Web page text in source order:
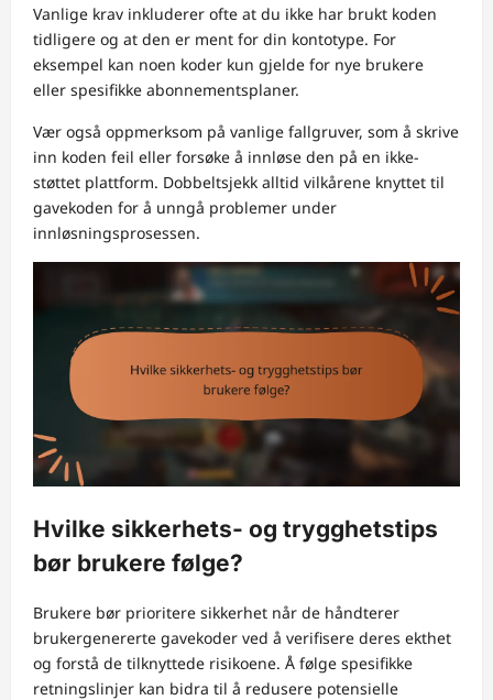
Vanlige krav inkluderer ofte at du ikke har brukt koden
tidligere og at den er ment for din kontotype. For
eksempel kan noen koder kun gjelde for nye brukere
eller spesifikke abonnementsplaner.
Vær også oppmerksom på vanlige fallgruver, som å skrive
inn koden feil eller forsøke å innløse den på en ikke-
støttet plattform. Dobbeltsjekk alltid vilkårene knyttet til
gavekoden for å unngå problemer under
innløsningsprosessen.
Hvilke sikkerhets- og trygghetstips
bør brukere følge?
Brukere bør prioritere sikkerhet når de håndterer
brukergenererte gavekoder ved å verifisere deres ekthet
og forstå de tilknyttede risikoene. Å følge spesifikke
retningslinjer kan bidra til å redusere potensielle